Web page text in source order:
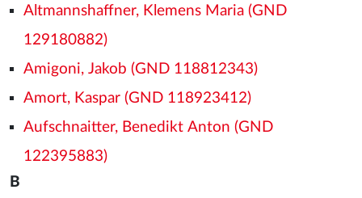
Altmannshaffner, Klemens Maria (GND
129180882)
Amigoni, Jakob (GND 118812343)
Amort, Kaspar (GND 118923412)
Aufschnaitter, Benedikt Anton (GND
122395883)
B